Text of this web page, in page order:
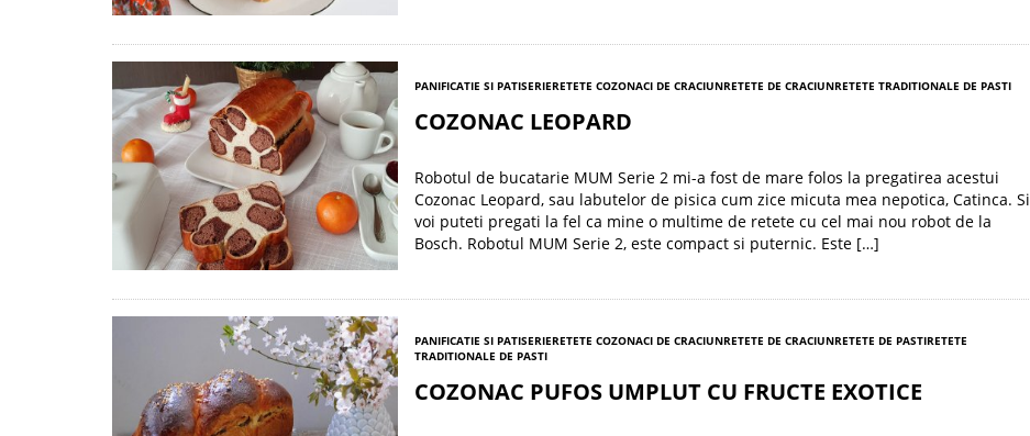
PANIFICATIE SI PATISERIERETETE COZONACI DE CRACIUNRETETE DE CRACIUNRETETE TRADITIONALE DE PASTI
COZONAC LEOPARD
Robotul de bucatarie MUM Serie 2 mi-a fost de mare folos la pregatirea acestui
Cozonac Leopard, sau labutelor de pisica cum zice micuta mea nepotica, Catinca. Si
voi puteti pregati la fel ca mine o multime de retete cu cel mai nou robot de la
Bosch. Robotul MUM Serie 2, este compact si puternic. Este […]
PANIFICATIE SI PATISERIERETETE COZONACI DE CRACIUNRETETE DE CRACIUNRETETE DE PASTIRETETE
TRADITIONALE DE PASTI
COZONAC PUFOS UMPLUT CU FRUCTE EXOTICE